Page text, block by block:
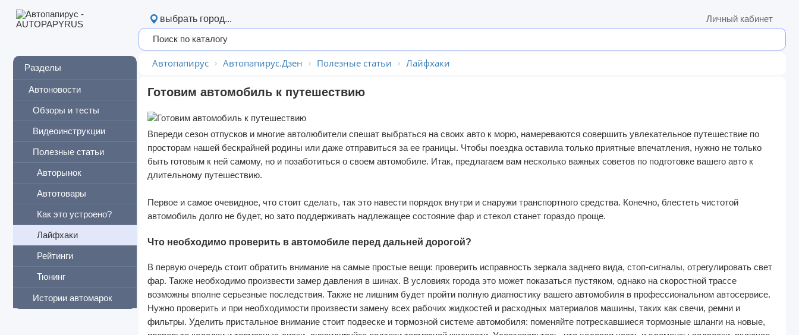
Разделы
Автоновости
Обзоры и тесты
Видеоинструкции
Полезные статьи
Авторынок
Автотовары
Как это устроено?
Лайфхаки
Рейтинги
Тюнинг
Истории автомарок
выбрать город... Личный кабинет
Автопапирус Автопапирус.Дзен Полезные статьи Лайфхаки
Готовим автомобиль к путешествию
Впереди сезон отпусков и многие автолюбители спешат выбраться на своих авто к морю, намереваются совершить увлекательное путешествие по
просторам нашей бескрайней родины или даже отправиться за ее границы. Чтобы поездка оставила только приятные впечатления, нужно не только
быть готовым к ней самому, но и позаботиться о своем автомобиле. Итак, предлагаем вам несколько важных советов по подготовке вашего авто к
длительному путешествию.
Первое и самое очевидное, что стоит сделать, так это навести порядок внутри и снаружи транспортного средства. Конечно, блестеть чистотой
автомобиль долго не будет, но зато поддерживать надлежащее состояние фар и стекол станет гораздо проще.
Что необходимо проверить в автомобиле перед дальней дорогой?
В первую очередь стоит обратить внимание на самые простые вещи: проверить исправность зеркала заднего вида, стоп-сигналы, отрегулировать свет
фар. Также необходимо произвести замер давления в шинах. В условиях города это может показаться пустяком, однако на скоростной трассе
возможны вполне серьезные последствия. Также не лишним будет пройти полную диагностику вашего автомобиля в профессиональном автосервисе.
Нужно проверить и при необходимости произвести замену всех рабочих жидкостей и расходных материалов машины, таких как свечи, ремни и
фильтры. Уделить пристальное внимание стоит подвеске и тормозной системе автомобиля: поменяйте потрескавшиеся тормозные шланги на новые,